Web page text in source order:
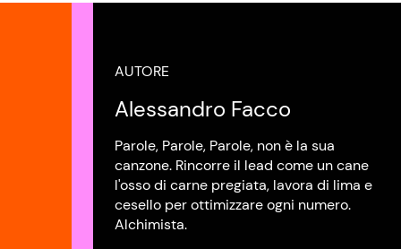
AUTORE
Alessandro Facco
Parole, Parole, Parole, non è la sua
canzone. Rincorre il lead come un cane
l'osso di carne pregiata, lavora di lima e
cesello per ottimizzare ogni numero.
Alchimista.